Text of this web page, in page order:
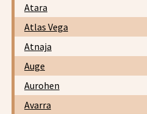
Atara
Atlas Vega
Atnaja
Auge
Aurohen
Avarra